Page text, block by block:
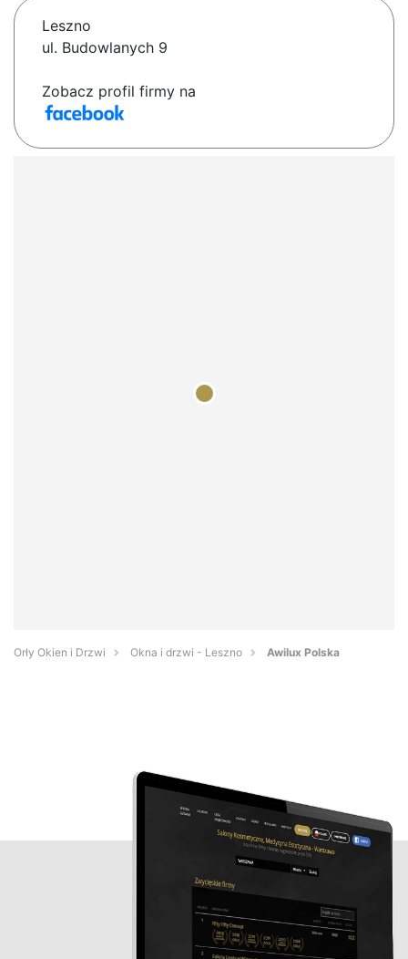
Leszno
ul. Budowlanych 9
Zobacz profil firmy na
Orły Okien i Drzwi Okna i drzwi - Leszno Awilux Polska